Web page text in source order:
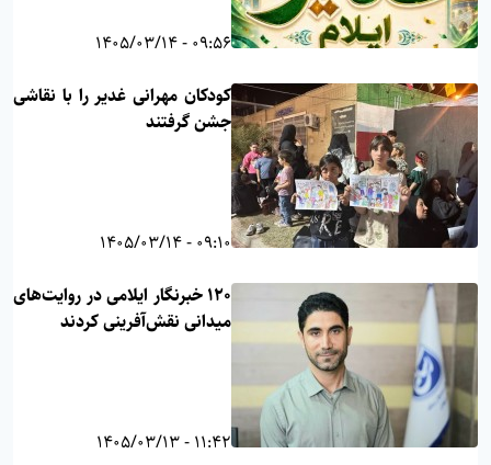
09:56 - 1405/03/14
کودکان مهرانی غدیر را با نقاشی
جشن گرفتند
09:10 - 1405/03/14
۱۲۰ خبرنگار ایلامی در روایت‌های
میدانی نقش‌آفرینی کردند
11:42 - 1405/03/13